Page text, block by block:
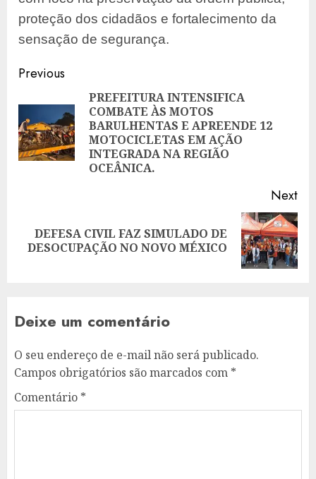
proteção dos cidadãos e fortalecimento da
sensação de segurança.
Post
navigation
Previous
PREFEITURA INTENSIFICA
COMBATE ÀS MOTOS
BARULHENTAS E APREENDE 12
MOTOCICLETAS EM AÇÃO
INTEGRADA NA REGIÃO
OCEÂNICA.
Next
Next
post:
DEFESA CIVIL FAZ SIMULADO DE
DESOCUPAÇÃO NO NOVO MÉXICO
Deixe um comentário
O seu endereço de e-mail não será publicado.
Campos obrigatórios são marcados com *
Comentário *